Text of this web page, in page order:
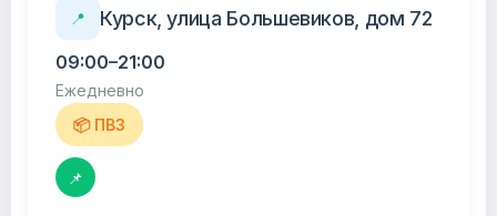
📍 Курск, улица Большевиков, дом 72
09:00–21:00
Ежедневно
📦 ПВЗ
📌